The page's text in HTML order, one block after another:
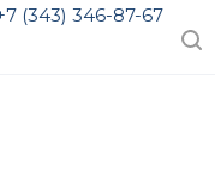
(343) 346-87-67